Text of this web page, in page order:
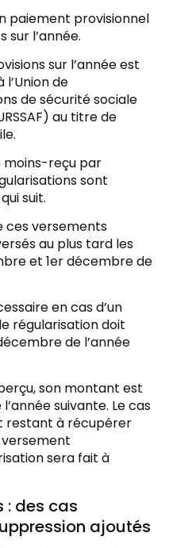
paiement provisionnel
l’année.
sur l’année est
de
de sécurité sociale
au titre de
moins-reçu par
sont
suit.
ces versements
au plus tard les
et 1er décembre de
en cas d’un
régularisation doit
de l’année
son montant est
suivante. Le cas
restant à récupérer
sera fait à
: des cas
ajoutés